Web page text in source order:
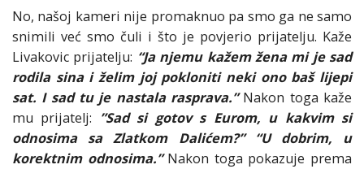
No, našoj kameri nije promaknuo pa smo ga ne samo
snimili već smo čuli i što je povjerio prijatelju. Kaže
Livakovic prijatelju: “Ja njemu kažem žena mi je sad
rodila sina i želim joj pokloniti neki ono baš lijepi
sat. I sad tu je nastala rasprava.”Nakon toga kaže
mu prijatelj: ”Sad si gotov s Eurom, u kakvim si
odnosima sa Zlatkom Dalićem?” “U dobrim, u
korektnim odnosima.”Nakon toga pokazuje prema